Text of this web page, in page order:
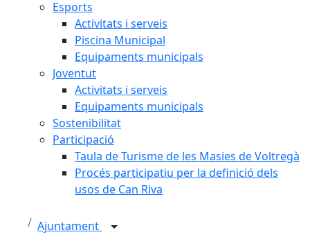
Esports
Activitats i serveis
Piscina Municipal
Equipaments municipals
Joventut
Activitats i serveis
Equipaments municipals
Sostenibilitat
Participació
Taula de Turisme de les Masies de Voltregà
Procés participatiu per la definició dels
usos de Can Riva
Ajuntament